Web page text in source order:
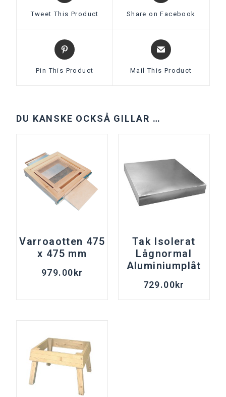
Tweet This Product Share on Facebook
Pin This Product Mail This Product
DU KANSKE OCKSÅ GILLAR …
Varroaotten 475
x 475 mm
979.00kr
Tak Isolerat
Lågnormal
Aluminiumplåt
729.00kr